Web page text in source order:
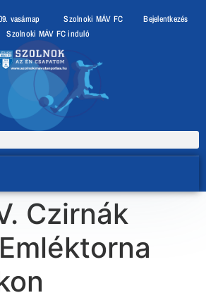
vasárnap Szolnoki MÁV FC
Bejelentkezés
Szolnoki MÁV FC induló
Czirnák